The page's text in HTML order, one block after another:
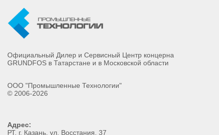
Официальный Дилер и Сервисный Центр концерна
GRUNDFOS в Татарстане и в Московской области
ООО "Промышленные Технологии"
© 2006-2026
Адрес:
РТ, г. Казань ул. Восстания, 37